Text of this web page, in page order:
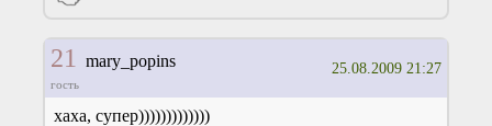
21 mary_popins
гость
25.08.2009 21:27
хаха, супер)))))))))))))